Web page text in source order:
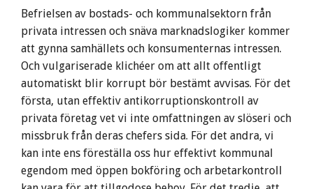
Befrielsen av bostads- och kommunalsektorn från
privata intressen och snäva marknadslogiker kommer
att gynna samhällets och konsumenternas intressen.
Och vulgariserade klichéer om att allt offentligt
automatiskt blir korrupt bör bestämt avvisas. För det
första, utan effektiv antikorruptionskontroll av
privata företag vet vi inte omfattningen av slöseri och
missbruk från deras chefers sida. För det andra, vi
kan inte ens föreställa oss hur effektivt kommunal
egendom med öppen bokföring och arbetarkontroll